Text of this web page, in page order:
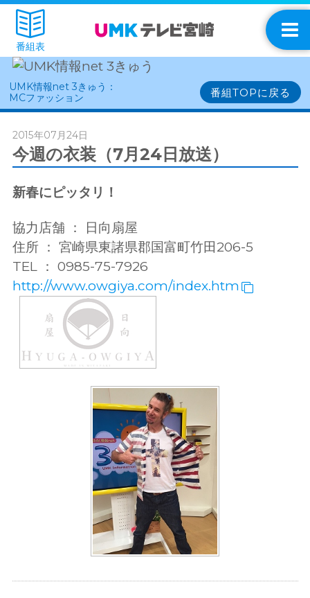
番組表
UMK情報net 3きゅう：
MCファッション
番組TOPに戻る
2015年07月24日
今週の衣装（7月24日放送）
新春にピッタリ！
協力店舗 ： 日向扇屋
住所 ： 宮崎県東諸県郡国富町竹田206-5
TEL ： 0985-75-7926
http://www.owgiya.com/index.htm